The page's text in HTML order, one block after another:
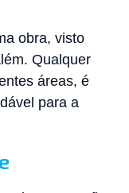
obra, visto
Qualquer
áreas, é
para a